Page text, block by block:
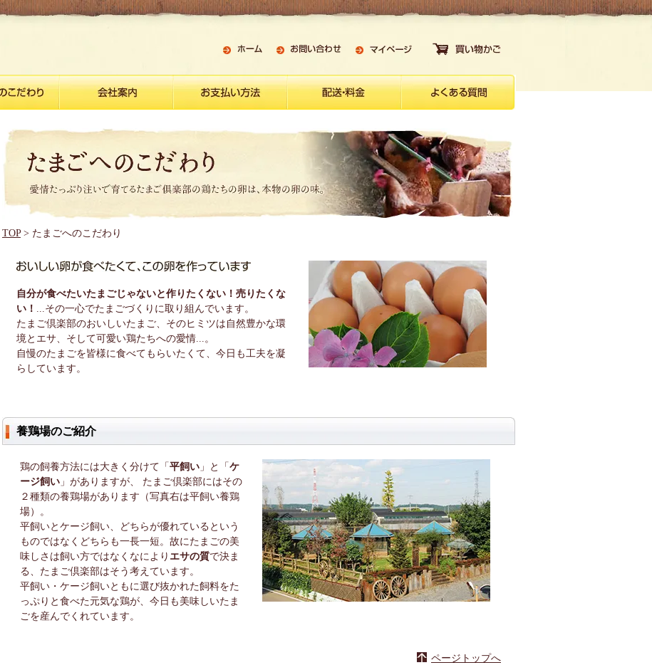
TOP> たまごへのこだわり
自分が食べたいたまごじゃないと作りたくない！売りたくな
い！ ...その一心でたまごづくりに取り組んでいます。
たまご倶楽部のおいしいたまご、そのヒミツは自然豊かな環
境とエサ、そして可愛い鶏たちへの愛情...。
自慢のたまごを皆様に食べてもらいたくて、今日も工夫を凝
らしています。
養鶏場のご紹介
鶏の飼養方法には大きく分けて「 平飼い 」と「 ケ
ージ飼い 」がありますが、 たまご倶楽部にはその
２種類の養鶏場があります（写真右は平飼い養鶏
場）。
平飼いとケージ飼い、どちらが優れているという
ものではなくどちらも一長一短。故にたまごの美
味しさは飼い方ではなくなにより エサの質で決ま
る、たまご倶楽部はそう考えています。
平飼い・ケージ飼いともに選び抜かれた飼料をた
っぷりと食べた元気な鶏が、今日も美味しいたま
ごを産んでくれています。
ページトップへ